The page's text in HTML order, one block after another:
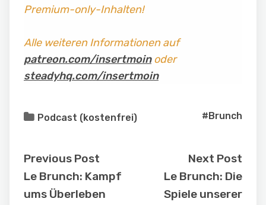
Premium-only-Inhalten!
Alle weiteren Informationen auf
patreon.com/insertmoinoder
steadyhq.com/insertmoin
Podcast (kostenfrei) #Brunch
Previous Post
Le Brunch: Kampf
ums Überleben
Next Post
Le Brunch: Die
Spiele unserer